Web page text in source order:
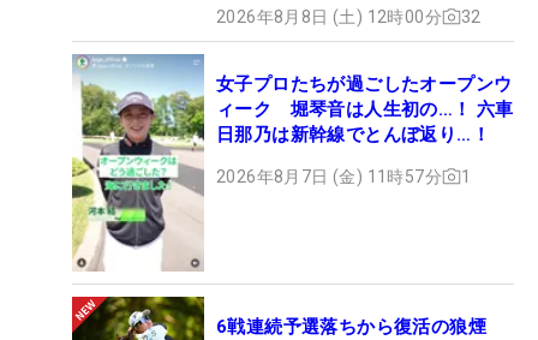
2026年8月8日 (土) 12時00分 32
女子プロたちが過ごしたオープンウ
ィーク 堀琴音は人生初の…！ 六車
日那乃は新幹線でとんぼ返り…！
2026年8月7日 (金) 11時57分 1
6戦連続予選落ちから復活の狼煙